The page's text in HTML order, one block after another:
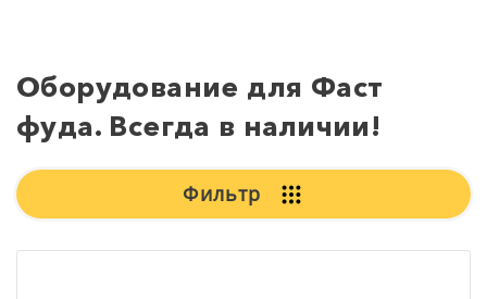
Оборудование для Фаст
фуда. Всегда в наличии!
Фильтр